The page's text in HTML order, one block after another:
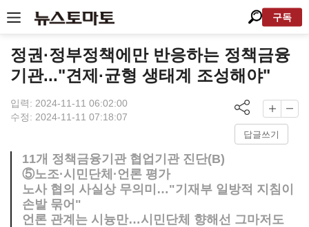
구독
정권·정부정책에만 반응하는 정책금융
기관..."견제·균형 생태계 조성해야"
입력: 2024-11-11 06:02:00
수정: 2024-11-11 07:18:07
답글쓰기
11개 정책금융기관 협업기관 진단(B)
⑤노조·시민단체·언론 평가
노사 협의 사실상 무의미…"기재부 일방적 지침이
손발 묶어"
언론 관계는 시늉만…시민단체 향해선 그마저도